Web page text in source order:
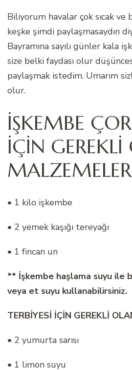
Biliyorum havalar çok sıcak ve
keşke şimdi paylaşmasaydın
Bayramına sayılı günler kala
size belki faydası olur
paylaşmak istedim. Umarım
olur.
İŞKEMBE
İÇİN
MALZEMELER
• 1 kilo işkembe
• 2 yemek kaşığı tereyağı
• 1 fincan un
** İşkembe haşlama suyu ile
veya et suyu kullanabilirsiniz.
TERBİYESİ İÇİN GEREKLİ
• 2 yumurta sarısı
• 1 limon suyu